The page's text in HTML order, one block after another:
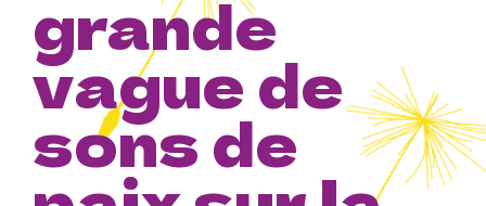
grande
vague de
sons de